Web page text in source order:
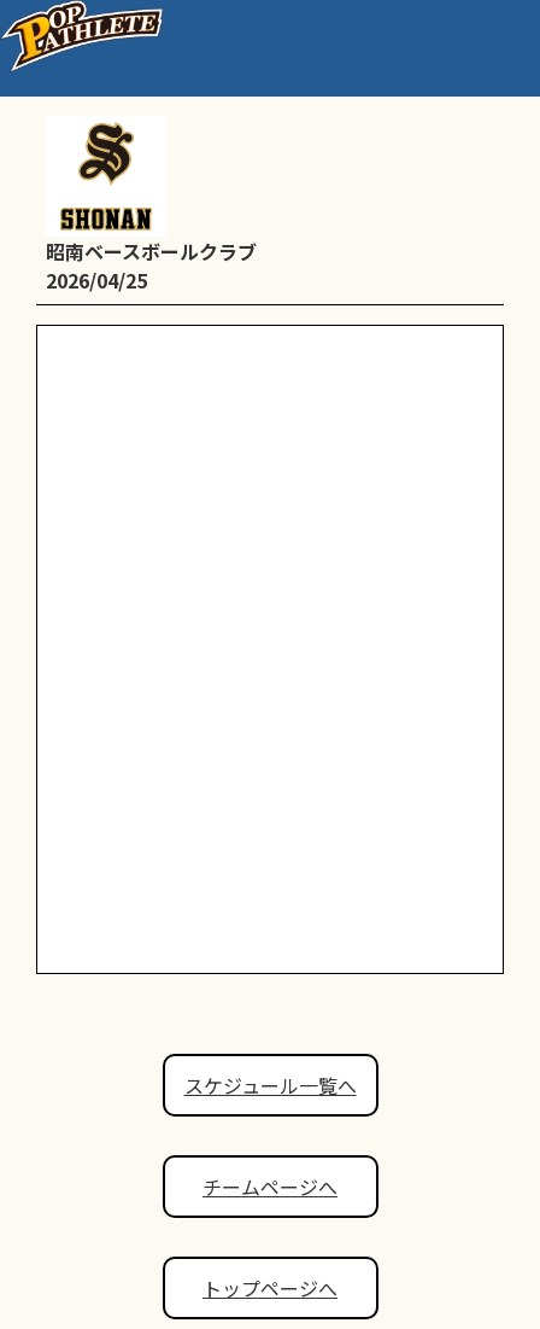
通常練習Ａ．Ｂチーム
昭南ベースボールクラブ
2026/04/25
スケジュール一覧へ
チームページへ
トップページへ